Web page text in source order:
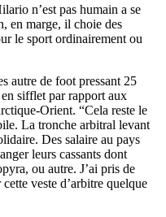
n’est pas humain a se
en marge, il choie des
le sport ordinairement ou
autre de foot pressant 25
en sifflet par rapport aux
Orient. “Cela reste le
La tronche arbitral levant
Des salaire au pays
leurs cassants dont
ou autre. J’ai pris de
veste d’arbitre quelque